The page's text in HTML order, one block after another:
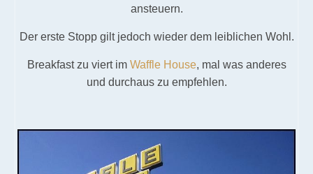
ansteuern.
Der erste Stopp gilt jedoch wieder dem leiblichen Wohl.
Breakfast zu viert im Waffle House, mal was anderes
und durchaus zu empfehlen.